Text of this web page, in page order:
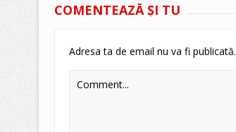
COMENTEAZĂ ŞI TU
Adresa ta de email nu va fi publicată.